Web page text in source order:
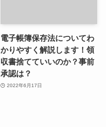
電子帳簿保存法についてわ
かりやすく解説します！領
収書捨てていいのか？事前
承認は？
2022年6月17日